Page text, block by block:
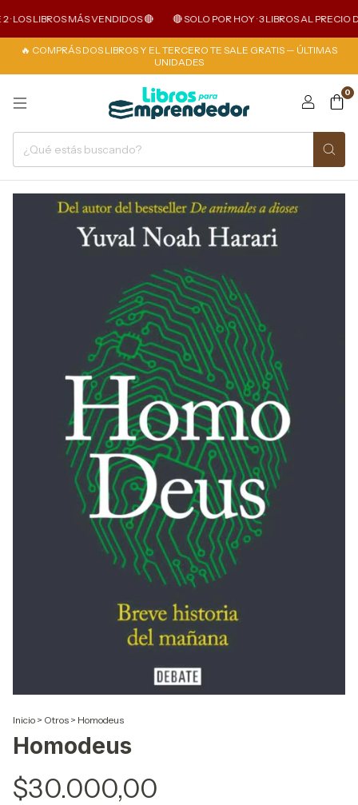
LIBROS MÁS VENDIDOS 🔴 🔴 SOLO POR HOY · 3 LIBROS AL PRECIO DE 2 ·
🔥 COMPRÁS DOS LIBROS Y EL TERCERO TE SALE GRATIS — ÚLTIMAS
UNIDADES
0
Inicio > Otros > Homodeus
Homodeus
$30.000,00